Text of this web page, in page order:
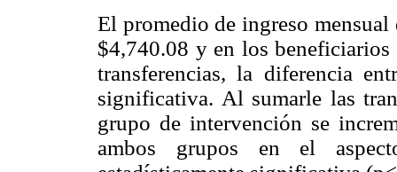
El promedio de ingreso
$4,740.08 y en los
transferencias, la diferencia
significativa. Al sumarle las
grupo de intervención se
ambos grupos en el